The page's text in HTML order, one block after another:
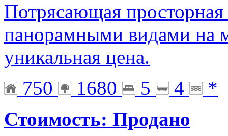
Потрясающая
панорамными видами на
уникальная цена.
750
1680 5 4
*
Стоимость: Продано